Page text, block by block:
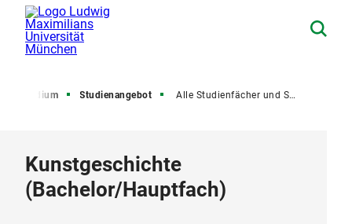
Studium Studienangebot Alle Studienfächer und Studiengänge
Kunstgeschichte
(Bachelor/Hauptfach)